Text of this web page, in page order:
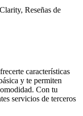
Reseñas de
características
y te permiten
Con tu
servicios de terceros